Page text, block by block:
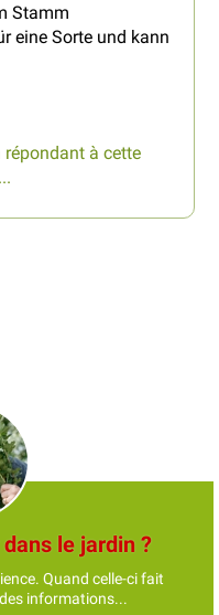
Stamm
eine Sorte und kann
répondant à cette
le jardin ?
Quand celle-ci fait
informations...